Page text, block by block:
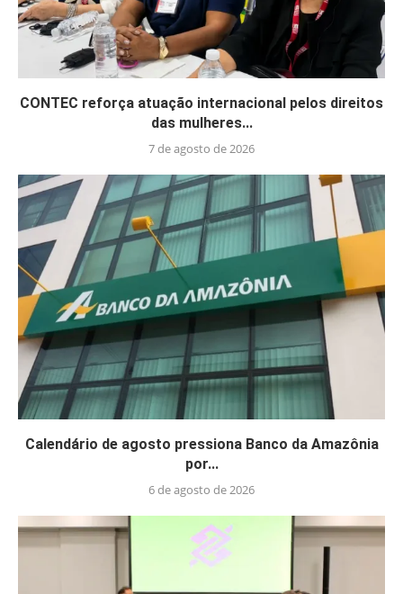
CONTEC reforça atuação internacional pelos direitos
das mulheres...
7 de agosto de 2026
Calendário de agosto pressiona Banco da Amazônia
por...
6 de agosto de 2026